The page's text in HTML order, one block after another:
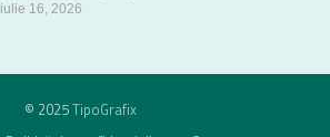
iulie 16, 2026
© 2025TipoGrafix